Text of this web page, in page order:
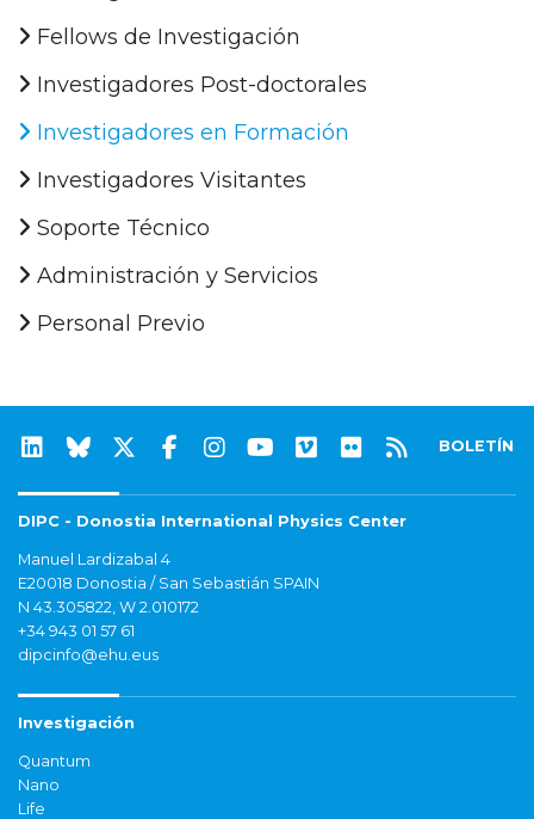
Fellows de Investigación
Investigadores Post-doctorales
Investigadores en Formación
Investigadores Visitantes
Soporte Técnico
Administración y Servicios
Personal Previo
BOLETÍN
DIPC - Donostia International Physics Center
Manuel Lardizabal 4
E20018 Donostia / San Sebastián SPAIN
N 43.305822, W 2.010172
+34 943 01 57 61
dipcinfo@ehu.eus
Investigación
Quantum
Nano
Life